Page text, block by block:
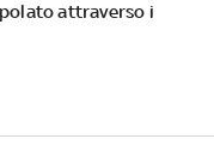
attraverso i